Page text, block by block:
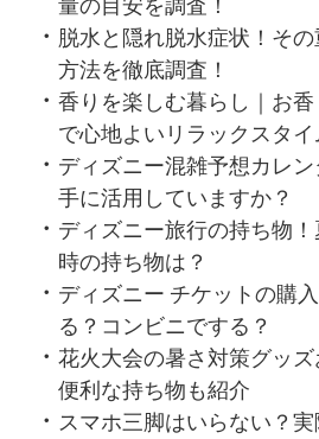
量の目安を調査！
脱水と隠れ脱水症状！そ
方法を徹底調査！
香りを楽しむ暮らし｜お
で心地よいリラックスタイ
ディズニー混雑予想カレ
手に活用していますか？
ディズニー旅行の持ち物
時の持ち物は？
ディズニー チケットの購
る？コンビニでする？
花火大会の暑さ対策グッ
便利な持ち物も紹介
スマホ三脚はいらない？